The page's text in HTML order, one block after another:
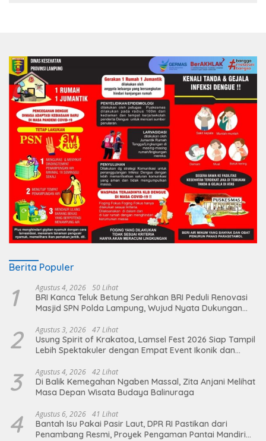
Berita Populer
1 Agustus 4, 2026 50 Lihat
BRI Kanca Teluk Betung Serahkan BRI Peduli Renovasi
Masjid SPN Polda Lampung, Wujud Nyata Dukungan
2 Agustus 3, 2026 47 Lihat
Usung Spirit of Krakatoa, Lamsel Fest 2026 Siap Tampil
Lebih Spektakuler dengan Empat Event Ikonik dan
3 Agustus 4, 2026 42 Lihat
Di Balik Kemegahan Ngaben Massal, Zita Anjani Melihat
Masa Depan Wisata Budaya Balinuraga
4 Agustus 6, 2026 41 Lihat
Bantah Isu Pakai Pasir Laut, DPR RI Pastikan dari
Penambang Resmi, Proyek Pengaman Pantai Mandiri